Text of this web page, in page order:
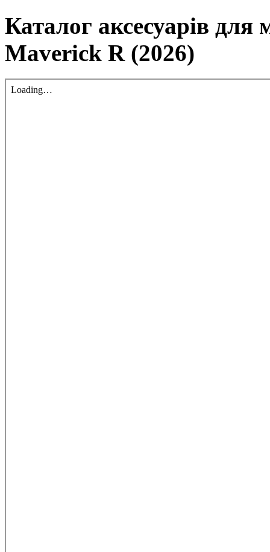
Каталог аксесуарів для
Maverick R (2026)